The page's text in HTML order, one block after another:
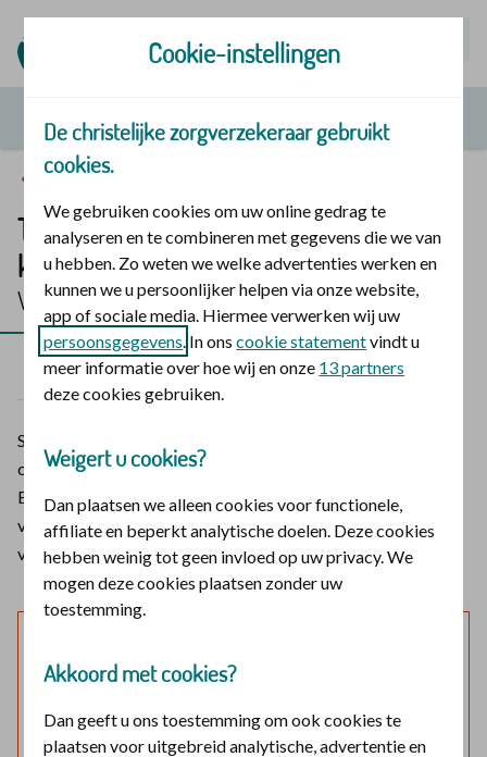
Vergoedingen en zorg
Therapeutisch vakantiekamp voor
kinderen
Vergoeding 2026
2025 2026
Speciale vakantiekampen voor kinderen tot 18 jaar met een
chronische ziekte. Bijvoorbeeld astma, diabetes of kanker.
Bij De christelijke zorgverzekeraar kunt u een vergoeding
voor een therapeutisch vakantiekamp voor kinderen krijgen
vanuit de aanvullende verzekering.
voor u gelden.
Cookie-instellingen
De christelijke zorgverzekeraar gebruikt
cookies.
We gebruiken cookies om uw online gedrag te
analyseren en te combineren met gegevens die we van
u hebben. Zo weten we welke advertenties werken en
kunnen we u persoonlijker helpen via onze website,
app of sociale media. Hiermee verwerken wij uw
persoonsgegevens. In onscookie statementvindt u
meer informatie over hoe wij en onze 13 partners
deze cookies gebruiken.
Weigert u cookies?
Dan plaatsen we alleen cookies voor functionele,
affiliate en beperkt analytische doelen. Deze cookies
hebben weinig tot geen invloed op uw privacy. We
mogen deze cookies plaatsen zonder uw
toestemming.
Akkoord met cookies?
Dan geeft u ons toestemming om ook cookies te
plaatsen voor uitgebreid analytische, advertentie en